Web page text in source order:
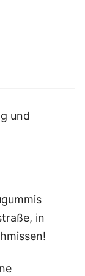
und
in